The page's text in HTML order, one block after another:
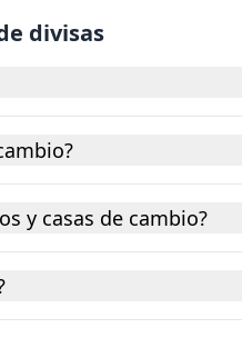
divisas
y casas de cambio?